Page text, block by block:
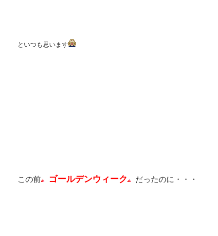
といつも思います
この前 ゴールデンウィーク だったのに・・・